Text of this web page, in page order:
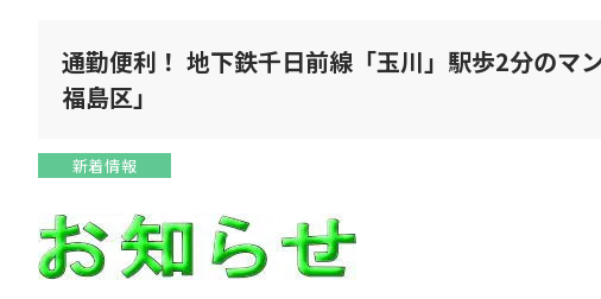
通勤便利！ 地下鉄千日前線「玉川」駅歩2分のマ
福島区」
新着情報